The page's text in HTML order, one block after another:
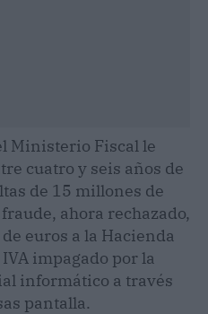
Ministerio Fiscal le
cuatro y seis años de
de 15 millones de
ahora rechazado,
euros a la Hacienda
impagado por la
informático a través
pantalla.